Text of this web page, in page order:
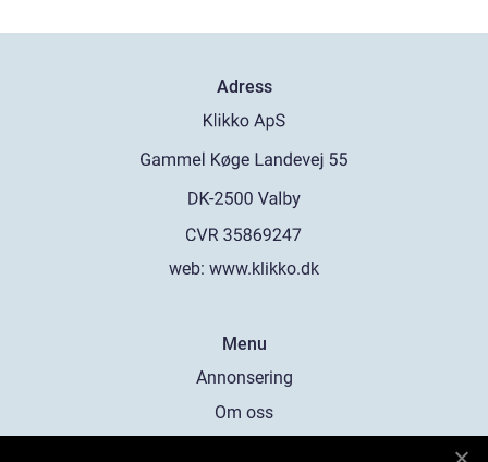
Adress
web: www.klikko.dk
Menu
Annonsering
Om oss